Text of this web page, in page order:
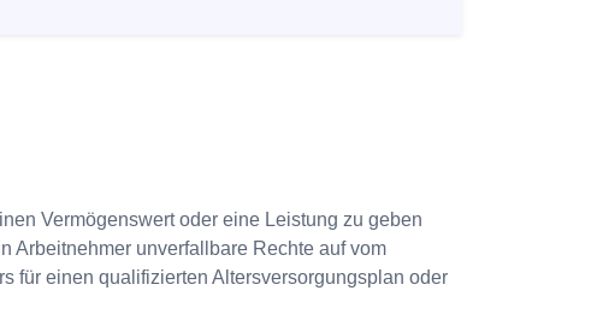
Vermögenswert oder eine Leistung zu geben
Arbeitnehmer unverfallbare Rechte auf vom
für einen qualifizierten Altersversorgungsplan oder